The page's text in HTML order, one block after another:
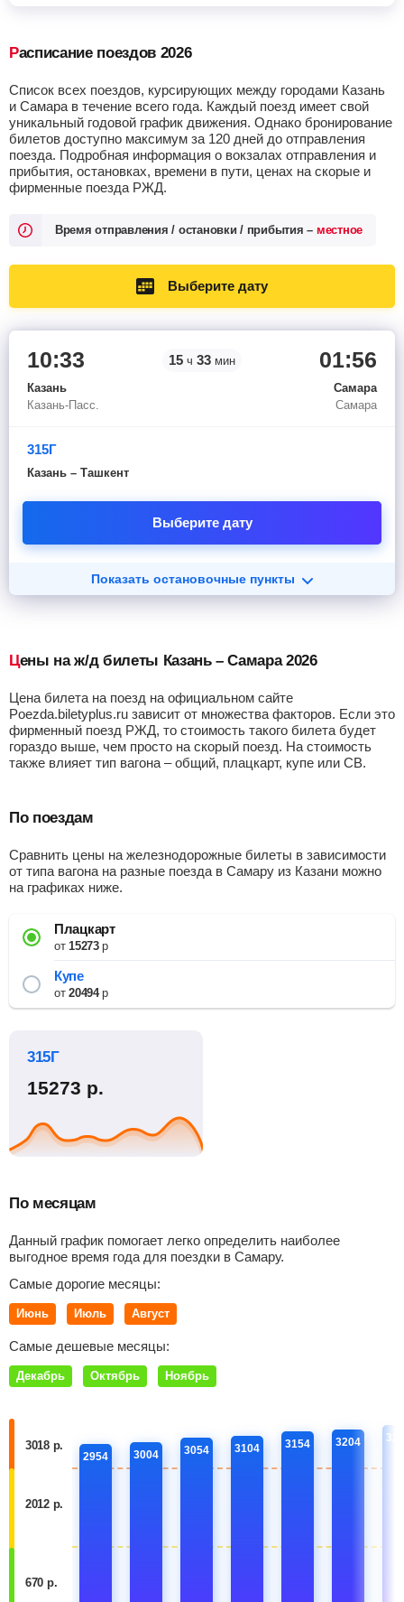
Расписание поездов 2026
Список всех поездов, курсирующих между городами Казань
и Самара в течение всего года. Каждый поезд имеет свой
уникальный годовой график движения. Однако бронирование
билетов доступно максимум за 120 дней до отправления
поезда. Подробная информация о вокзалах отправления и
прибытия, остановках, времени в пути, ценах на скорые и
фирменные поезда РЖД.
Время отправления / остановки / прибытия – местное
Выберите дату
10:33
Казань
Казань-Пасс.
15 ч 33 мин 01:56
Самара
Самара
315Г
Казань – Ташкент
Выберите дату
Показать остановочные пункты
Цены на ж/д билеты Казань – Самара 2026
Цена билета на поезд на официальном сайте
Poezda.biletyplus.ru зависит от множества факторов. Если это
фирменный поезд РЖД, то стоимость такого билета будет
гораздо выше, чем просто на скорый поезд. На стоимость
также влияет тип вагона – общий, плацкарт, купе или СВ.
По поездам
Сравнить цены на железнодорожные билеты в зависимости
от типа вагона на разные поезда в Самару из Казани можно
на графиках ниже.
Плацкарт
от15273р
Купе
от20494р
315Г
15273 р.
По месяцам
Данный график помогает легко определить наиболее
выгодное время года для поездки в Самару.
Самые дорогие месяцы:
Июнь Июль Август
Самые дешевые месяцы:
Декабрь Октябрь Ноябрь
3018 р.
2012 р.
670 р.
2954 3004 3054 3104 3154 3204